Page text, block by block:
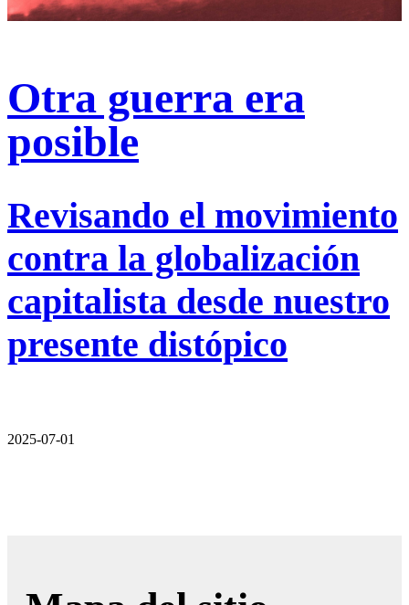
Otra guerra era
posible
Revisando el movimiento
contra la globalización
capitalista desde nuestro
presente distópico
2025-07-01